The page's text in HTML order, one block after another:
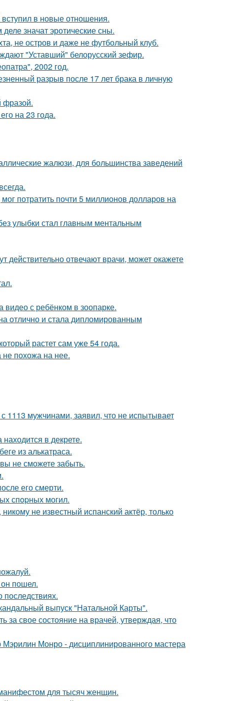
в новые отношения.
значат эротические сны.
не остров и даже не футбольный клуб.
"Уставший" белорусский зефир.
2002 год.
разрыв после 17 лет брака в личную
фразой.
на 23 года.
жалюзи, для большинства заведений
потратить почти 5 миллионов долларов на
улыбки стал главным ментальным
действительно отвечают врачи, может окажете
видео с ребёнком в зоопарке.
отлично и стала дипломированным
растет сам уже 54 года.
похожа на нее.
1113 мужчинами, заявил, что не испытывает
в декрете.
из алькатраса.
не сможете забыть.
его смерти.
спopных могил.
не известный испанский актёр, только
пошел.
выпуск "Натальной Карты".
за свое состояние на врачей, утверждая, что
Монро - дисциплинированного мастера
для тысяч женщин.